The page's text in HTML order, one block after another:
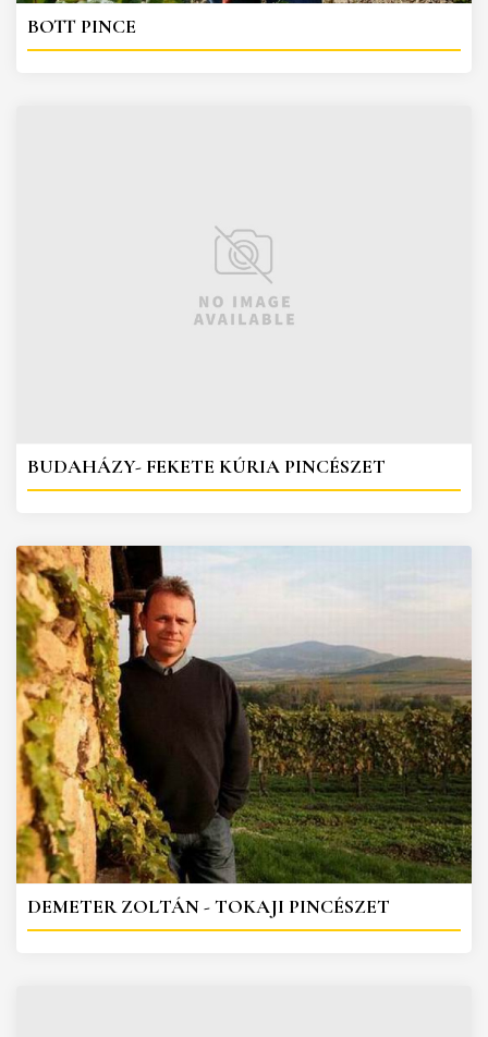
BOTT PINCE
BUDAHÁZY- FEKETE KÚRIA PINCÉSZET
DEMETER ZOLTÁN - TOKAJI PINCÉSZET